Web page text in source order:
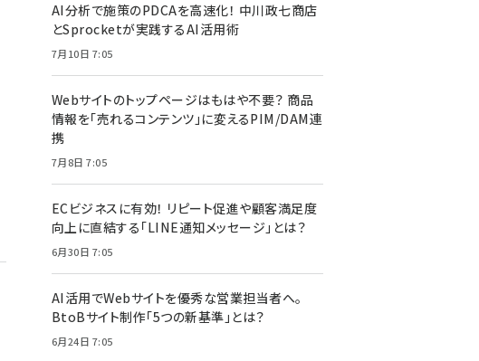
AI分析で施策のPDCAを高速化！ 中川政七商店
とSprocketが実践するAI活用術
7月10日 7:05
Webサイトのトップページはもはや不要？ 商品
情報を「売れるコンテンツ」に変えるPIM/DAM連
携
7月8日 7:05
ECビジネスに有効！ リピート促進や顧客満足度
向上に直結する「LINE通知メッセージ」とは？
6月30日 7:05
AI活用でWebサイトを優秀な営業担当者へ。
BtoBサイト制作「5つの新基準」とは？
6月24日 7:05